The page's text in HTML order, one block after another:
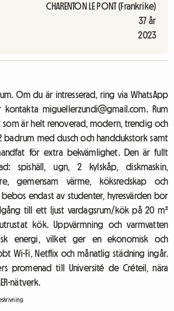
CHARENTON LE PONT (Frankrike)
37 år
2023
Om du är intresserad, ring via WhatsApp
miguellerzundi@gmail.com. Rum
som är helt renoverad, modern, trendig och
badrum med dusch och handdukstork samt
för extra bekvämlighet. Den är fullt
spishäll, ugn, 2 kylskåp, diskmaskin,
gemensam värme, köksredskap och
bebos endast av studenter, hyresvärden bor
till ett ljust vardagsrum/kök på 20 m²
kök. Uppvärmning och varmvatten
energi, vilket ger en ekonomisk och
Wi-Fi, Netflix och månatlig städning ingår.
promenad till Université de Créteil, nära
nätverk.